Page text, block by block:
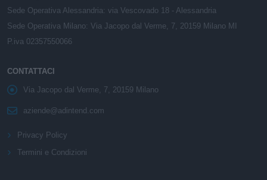
Sede Operativa Alessandria: via Vescovado 18 - Alessandria
Sede Operativa Milano: Via Jacopo dal Verme, 7, 20159 Milano MI
P.iva 02357550066
CONTATTACI
Via Jacopo dal Verme, 7, 20159 Milano
aziende@adintend.com
Privacy Policy
Termini e Condizioni